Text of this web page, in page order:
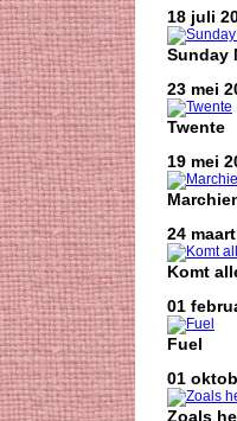
18 juli
Sunday
23 mei
Twente
19 mei
24
Komt
01
Fuel
01
Zoals